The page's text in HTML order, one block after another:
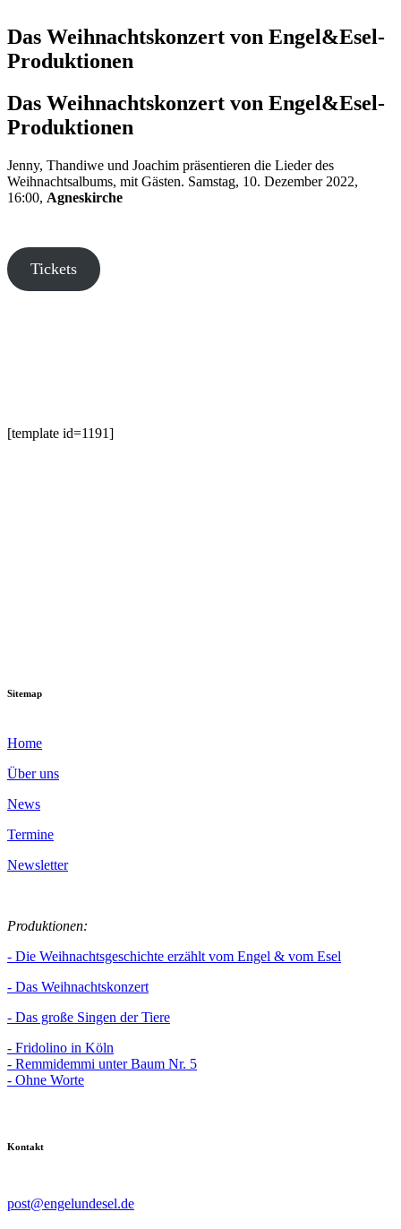
Das Weihnachtskonzert von Engel&Esel-
Produktionen
Das Weihnachtskonzert von Engel&Esel-
Produktionen
Jenny, Thandiwe und Joachim präsentieren die Lieder des
Weihnachtsalbums, mit Gästen. Samstag, 10. Dezember 2022,
16:00, Agneskirche
Tickets
[template id=1191]
Sitemap
Home
Über uns
News
Termine
Newsletter
Produktionen:
- Die Weihnachtsgeschichte erzählt vom Engel & vom Esel
- Das Weihnachtskonzert
- Das große Singen der Tiere
- Fridolino in Köln
- Remmidemmi unter Baum Nr. 5
- Ohne Worte
Kontakt
post@engelundesel.de